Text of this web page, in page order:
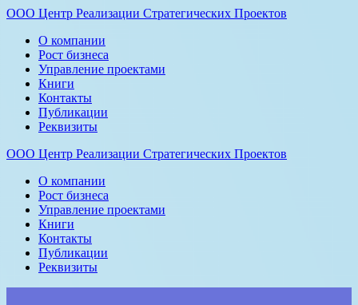
ООО Центр Реализации Стратегических Проектов
О компании
Рост бизнеса
Управление проектами
Книги
Контакты
Публикации
Реквизиты
ООО Центр Реализации Стратегических Проектов
О компании
Рост бизнеса
Управление проектами
Книги
Контакты
Публикации
Реквизиты